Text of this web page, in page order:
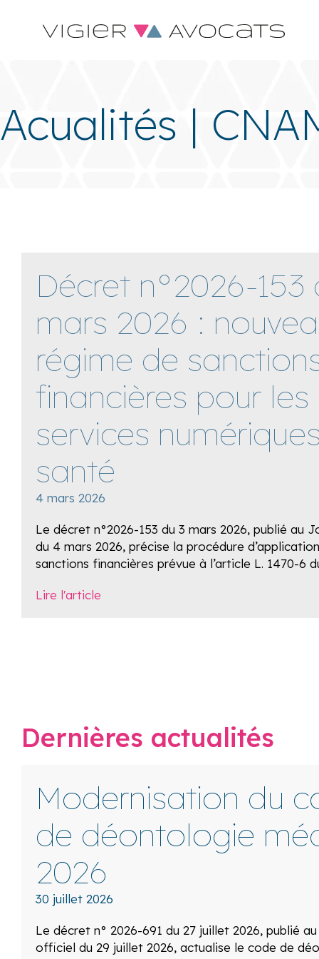
Acualités |
Décret n°2026-153
mars 2026 :
régime de
financières pour les
services
santé
4 mars 2026
Le décret n°2026-153 du 3 mars 2026, publié au
du 4 mars 2026, précise la procédure
sanctions financières prévue à l’article L. 1470-6
Lire l'article
Dernières actualités
Modernisation du
de déontologie
2026
30 juillet 2026
Le décret n° 2026-691 du 27 juillet 2026, publié
officiel du 29 juillet 2026, actualise le code de